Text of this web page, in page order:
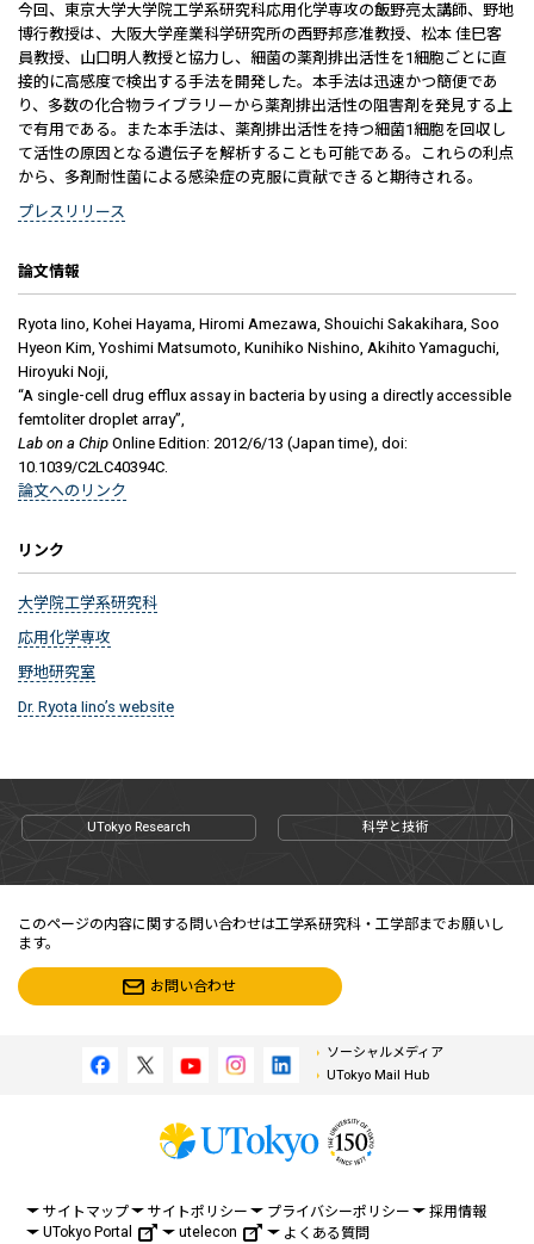
今回、東京大学大学院工学系研究科応用化学専攻の飯野亮太講師、野地
博行教授は、大阪大学産業科学研究所の西野邦彦准教授、松本 佳巳客
員教授、山口明人教授と協力し、細菌の薬剤排出活性を1細胞ごとに直
接的に高感度で検出する手法を開発した。本手法は迅速かつ簡便であ
り、多数の化合物ライブラリーから薬剤排出活性の阻害剤を発見する上
で有用である。また本手法は、薬剤排出活性を持つ細菌1細胞を回収し
て活性の原因となる遺伝子を解析することも可能である。これらの利点
から、多剤耐性菌による感染症の克服に貢献できると期待される。
プレスリリース
論文情報
Ryota Iino, Kohei Hayama, Hiromi Amezawa, Shouichi Sakakihara, Soo
Hyeon Kim, Yoshimi Matsumoto, Kunihiko Nishino, Akihito Yamaguchi,
Hiroyuki Noji,
“A single-cell drug efflux assay in bacteria by using a directly accessible
femtoliter droplet array”,
Lab on a Chip Online Edition: 2012/6/13 (Japan time), doi:
10.1039/C2LC40394C.
論文へのリンク
リンク
大学院工学系研究科
応用化学専攻
野地研究室
Dr. Ryota Iino’s website
UTokyo Research 科学と技術
このページの内容に関する問い合わせは工学系研究科・工学部までお願いし
ます。
お問い合わせ
ソーシャルメディア
UTokyo Mail Hub
サイトマップ サイトポリシー プライバシーポリシー
採用情報
UTokyo Portal
utelecon よくある質問